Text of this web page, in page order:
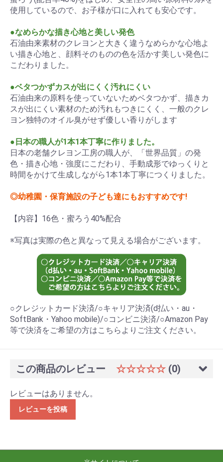
使用しているので、お子様が口に入れても安心です。
●なめらかな描き心地と美しい発色
石油由来素材のクレヨンと大きく違うなめらかな心地よ
い描き心地と、顔料そのものの色を活かす美しい発色に
こだわりました。
●ベタつかずカスが出にくく汚れにくい
石油由来の原料を使っていないためベタつかず、描きカ
スが出にくい素材のため汚れもつきにくく、一般のクレ
ヨン独特のオイル臭がせず優しい香りがします
●日本の職人が1本1本丁寧に作りました。
日本の老舗クレヨン工房の職人が、「世界品質」の発
色・描き心地・強度にこだわり、手動成形でゆっくりと
時間をかけて生成しながら1本1本丁寧につくりました。
◎幼稚園・保育施設の子ども達にもおすすめです!
【内容】16色・蜜ろう40%配合
※写真は実際の色と異なって見える場合がございます。
○クレジットカード決済/○キャリア決済(d払い・au・
SoftBank・Yahoo mobile)/○コンビニ決済/○Amazon Pay
等で決済をご希望の方はこちらよりご注文ください。
この商品のレビュー ☆☆☆☆☆ (0)
レビューはありません。
レビューを投稿